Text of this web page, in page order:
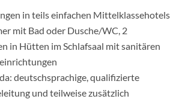
in teils einfachen Mittelklassehotels
mit Bad oder Dusche/WC, 2
in Hütten im Schlafsaal mit sanitären
deutschsprachige, qualifizierte
und teilweise zusätzlich